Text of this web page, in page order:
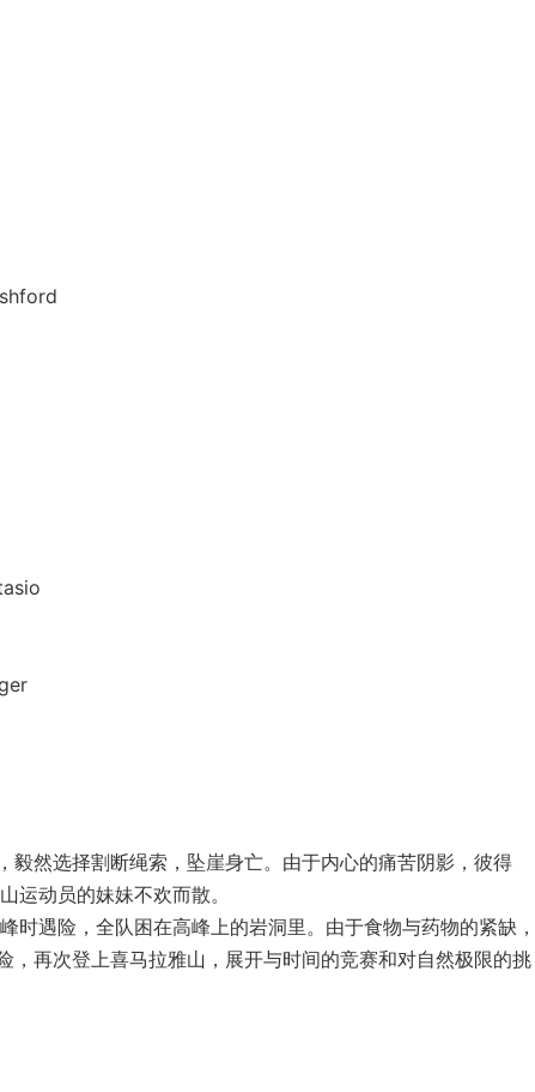
然选择割断绳索，坠崖身亡。由于内心的痛苦阴影，彼得
运动员的妹妹不欢而散。
遇险，全队困在高峰上的岩洞里。由于食物与药物的紧缺，
再次登上喜马拉雅山，展开与时间的竞赛和对自然极限的挑